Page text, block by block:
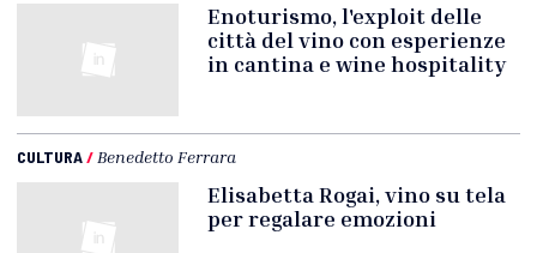
Enoturismo, l'exploit delle
città del vino con esperienze
in cantina e wine hospitality
CULTURA/ Benedetto Ferrara
Elisabetta Rogai, vino su tela
per regalare emozioni